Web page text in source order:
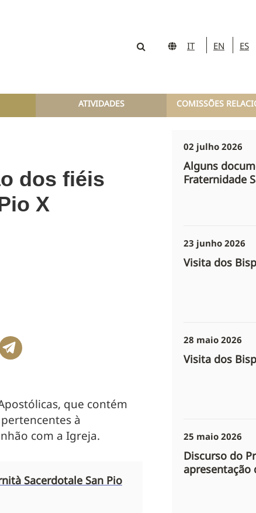
IT EN ES
ATIVIDADES COMISSÕES
dos fiéis
X
que contém
à
com a Igreja.
Sacerdotale San Pio
02 julho 2026
Alguns
Fraternidade
23 junho 2026
Visita dos
28 maio 2026
Visita dos
25 maio 2026
Discurso do
apresentação